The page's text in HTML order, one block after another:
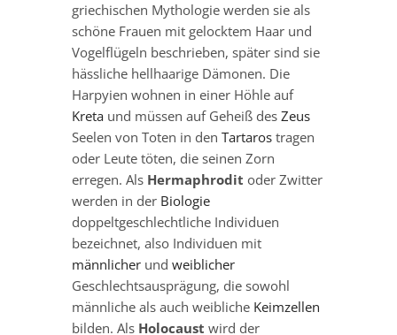
griechischen Mythologie werden sie als
schöne Frauen mit gelocktem Haar und
Vogelflügeln beschrieben, später sind sie
hässliche hellhaarige Dämonen. Die
Harpyien wohnen in einer Höhle auf
Kretaund müssen auf Geheiß des Zeus
Seelen von Toten in den Tartarostragen
oder Leute töten, die seinen Zorn
erregen. Als Hermaphrodit oder Zwitter
werden in der Biologie
doppeltgeschlechtliche Individuen
bezeichnet, also Individuen mit
männlicherund weiblicher
Geschlechtsausprägung, die sowohl
männliche als auch weibliche Keimzellen
bilden. Als Holocaust wird der